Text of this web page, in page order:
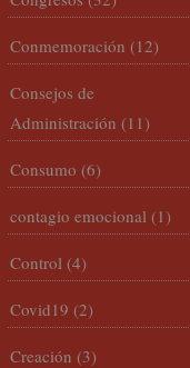
Conmemoración (12)
Consejos de
Administración (11)
Consumo (6)
contagio emocional (1)
Control (4)
Covid19 (2)
Creación (3)